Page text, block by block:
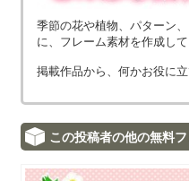
季節の花や植物、パターン
に、フレーム素材を作成して
掲載作品から、何かお役に
この投稿者の他の無料